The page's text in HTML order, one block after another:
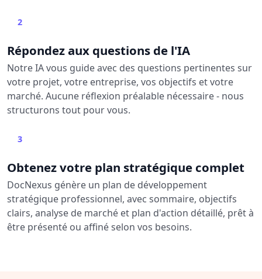
2
Répondez aux questions de l'IA
Notre IA vous guide avec des questions pertinentes sur
votre projet, votre entreprise, vos objectifs et votre
marché. Aucune réflexion préalable nécessaire - nous
structurons tout pour vous.
3
Obtenez votre plan stratégique complet
DocNexus génère un plan de développement
stratégique professionnel, avec sommaire, objectifs
clairs, analyse de marché et plan d'action détaillé, prêt à
être présenté ou affiné selon vos besoins.